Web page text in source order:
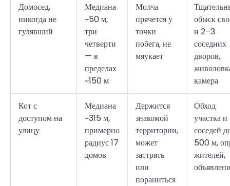
Домосед,
никогда не
гулявший
Медиана
~50 м,
три
четверти
— в
пределах
~150 м
Молча
прячется у
точки
побега, не
мяукает
обыск
и 2–3
соседних
дворов,
камера
Кот с
доступом на
улицу
Медиана
~315 м,
примерно
радиус 17
домов
Держится
знакомой
территории,
может
застрять
или
пораниться
Обход
участка и
соседей
500 м,
жителей,